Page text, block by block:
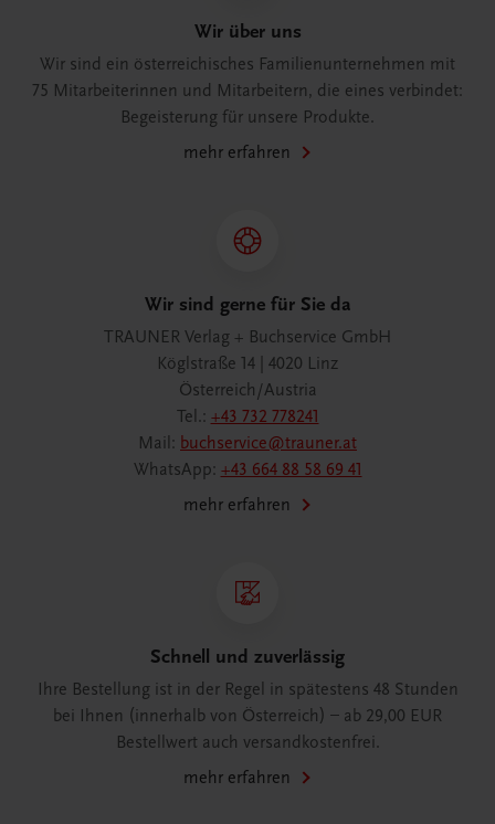
Wir über uns
Wir sind ein österreichisches Familienunternehmen mit
75 Mitarbeiterinnen und Mitarbeitern, die eines verbindet:
Begeisterung für unsere Produkte.
mehr erfahren
Wir sind gerne für Sie da
TRAUNER Verlag + Buchservice GmbH
Köglstraße 14 | 4020 Linz
Österreich/Austria
Tel.: +43 732 778241
Mail: buchservice@trauner.at
WhatsApp: +43 664 88 58 69 41
mehr erfahren
Schnell und zuverlässig
Ihre Bestellung ist in der Regel in spätestens 48 Stunden
bei Ihnen (innerhalb von Österreich) – ab 29,00 EUR
Bestellwert auch versandkostenfrei.
mehr erfahren